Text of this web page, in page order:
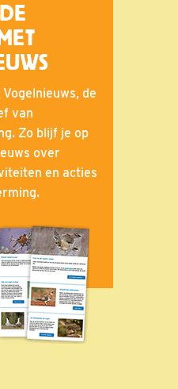
de
van
Zo blijf je op
over
en acties